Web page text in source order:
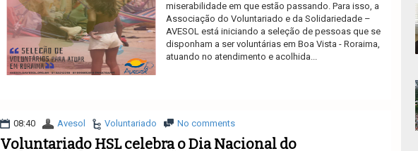
miserabilidade em que estão passando. Para isso, a
Associação do Voluntariado e da Solidariedade –
AVESOL está iniciando a seleção de pessoas que se
disponham a ser voluntárias em Boa Vista - Roraima,
atuando no atendimento e acolhida...
08:40 Avesol Voluntariado No comments
Voluntariado HSL celebra o Dia Nacional do